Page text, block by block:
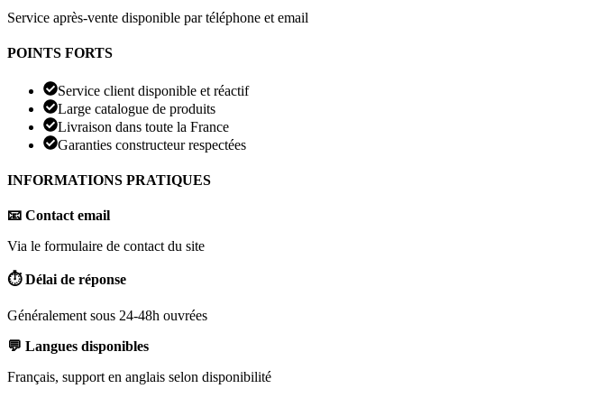
Service après-vente disponible par téléphone et email
POINTS FORTS
Service client disponible et réactif
Large catalogue de produits
Livraison dans toute la France
Garanties constructeur respectées
INFORMATIONS PRATIQUES
📧 Contact email
Via le formulaire de contact du site
⏱️ Délai de réponse
Généralement sous 24-48h ouvrées
💬 Langues disponibles
Français, support en anglais selon disponibilité